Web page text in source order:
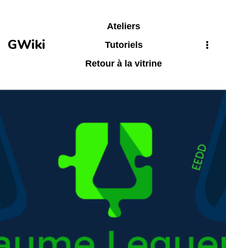
GWiki
Ateliers
Tutoriels
Retour à la vitrine